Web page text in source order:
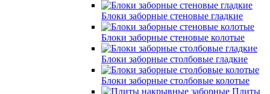
Блоки заборные стеновые гладкие
Блоки заборные стеновые колотые
Блоки заборные столбовые гладкие
Блоки заборные столбовые колотые
Плиты